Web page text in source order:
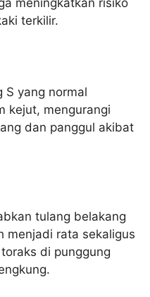
terkilir.
S yang normal
kejut, mengurangi
dan panggul akibat
tulang belakang
menjadi rata sekaligus
di punggung